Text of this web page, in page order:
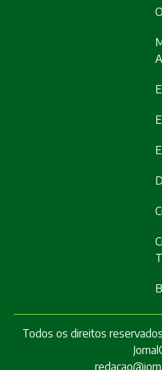
Todos os direitos